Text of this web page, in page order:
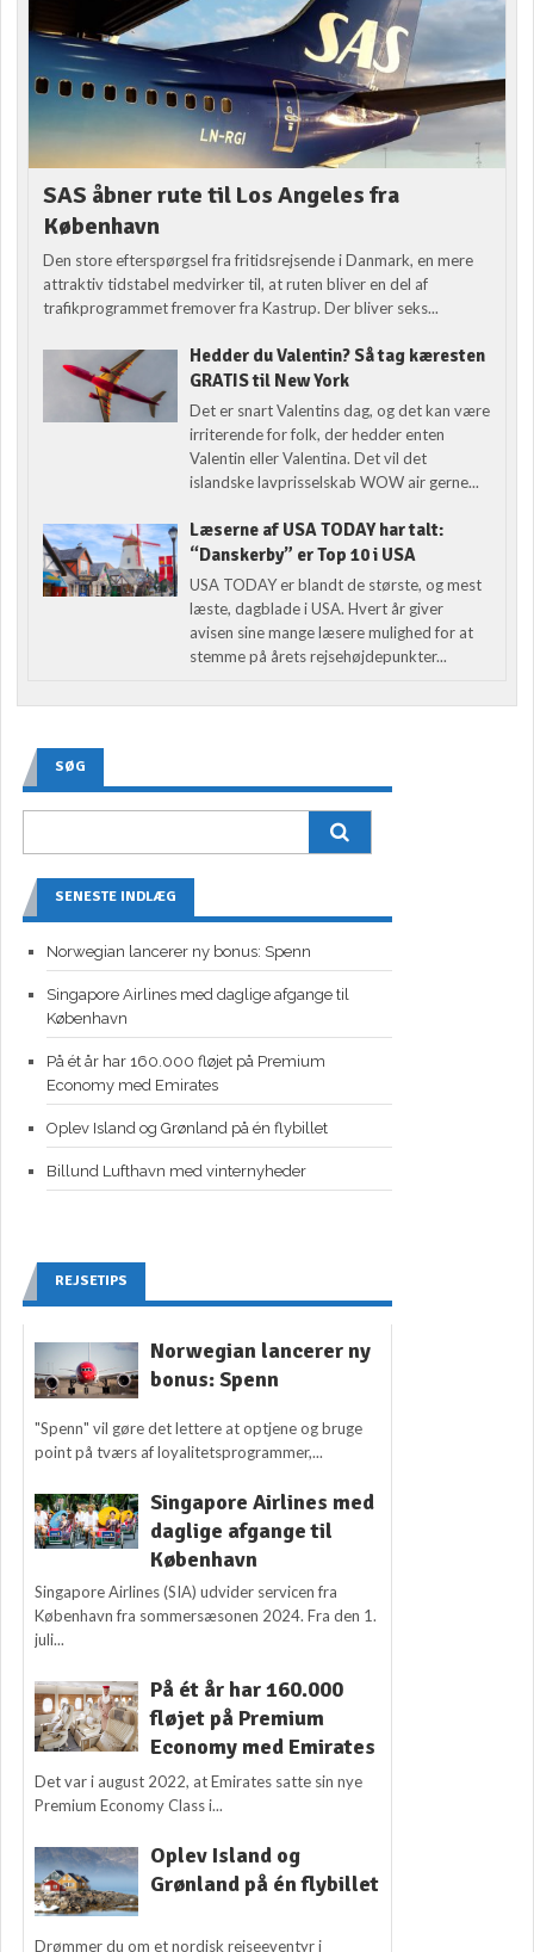
SAS åbner rute til Los Angeles fra
København
Den store efterspørgsel fra fritidsrejsende i Danmark, en mere
attraktiv tidstabel medvirker til, at ruten bliver en del af
trafikprogrammet fremover fra Kastrup. Der bliver seks...
Hedder du Valentin? Så tag kæresten
GRATIS til New York
Det er snart Valentins dag, og det kan være
irriterende for folk, der hedder enten
Valentin eller Valentina. Det vil det
islandske lavprisselskab WOW air gerne...
Læserne af USA TODAY har talt:
“Danskerby” er Top 10 i USA
USA TODAY er blandt de største, og mest
læste, dagblade i USA. Hvert år giver
avisen sine mange læsere mulighed for at
stemme på årets rejsehøjdepunkter...
SØG
SENESTE INDLÆG
Norwegian lancerer ny bonus: Spenn
Singapore Airlines med daglige afgange til
København
På ét år har 160.000 fløjet på Premium
Economy med Emirates
Oplev Island og Grønland på én flybillet
Billund Lufthavn med vinternyheder
REJSETIPS
Norwegian lancerer ny
bonus: Spenn
"Spenn" vil gøre det lettere at optjene og bruge
point på tværs af loyalitetsprogrammer,...
Singapore Airlines med
daglige afgange til
København
Singapore Airlines (SIA) udvider servicen fra
København fra sommersæsonen 2024. Fra den 1.
juli...
På ét år har 160.000
fløjet på Premium
Economy med Emirates
Det var i august 2022, at Emirates satte sin nye
Premium Economy Class i...
Oplev Island og
Grønland på én flybillet
Drømmer du om et nordisk rejseeventyr i